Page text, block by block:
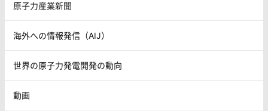
原子力産業新聞
海外への情報発信（AIJ）
世界の原子力発電開発の動向
動画